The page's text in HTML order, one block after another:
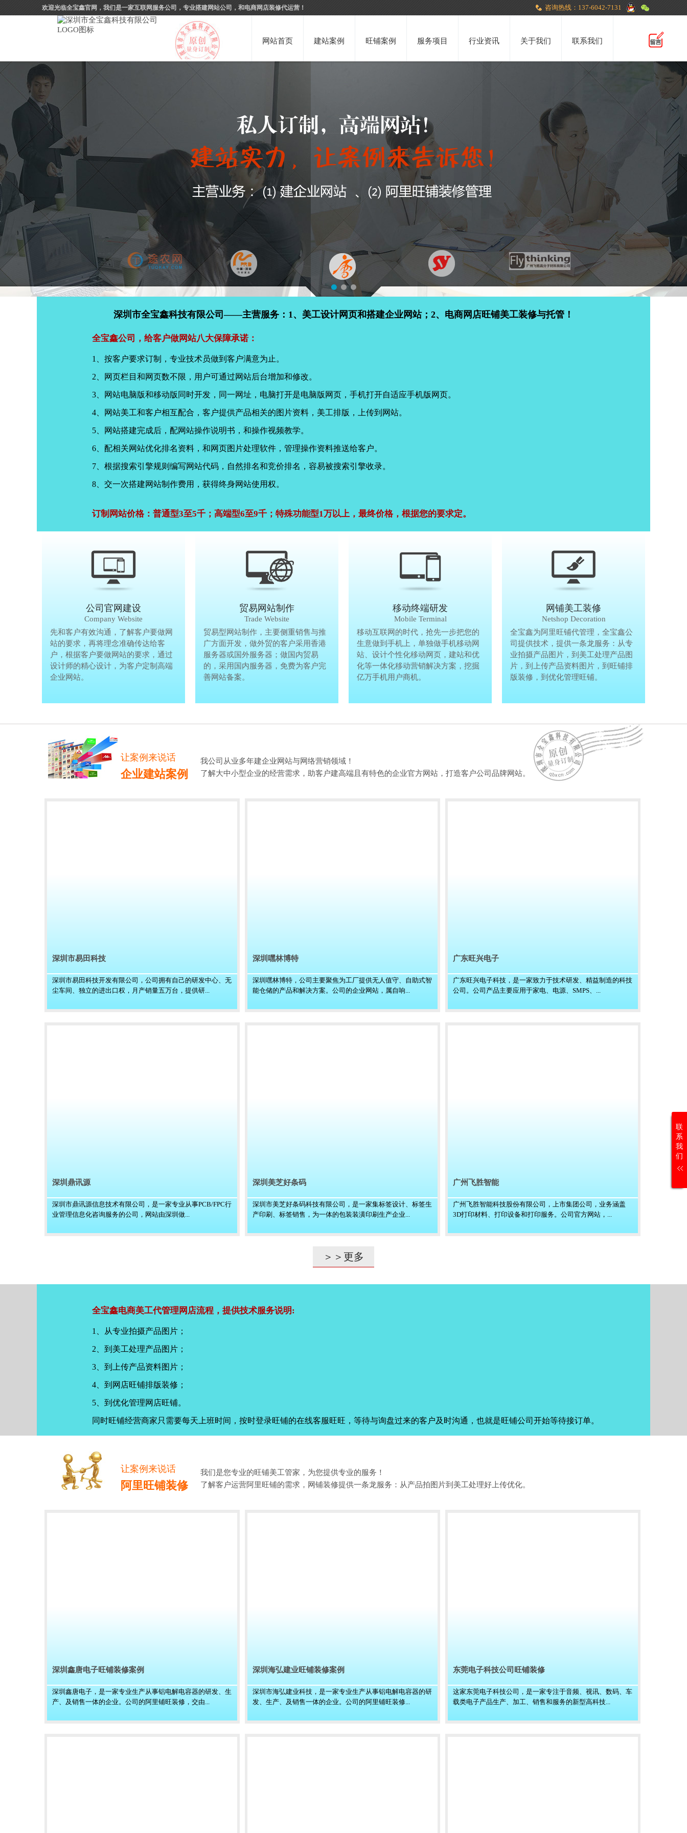
欢迎光临全宝鑫官网，我们是一家互联网服务公司，专业搭建网站公司，和电商网店装修代运营！ 咨询热线：137-6042-7131
网站首页 建站案例 旺铺案例 服务项目 行业资讯 关于我们 联系我们
深圳市全宝鑫科技有限公司——主营服务：1、美工设计网页和搭建企业网站；2、电商网店旺铺美工装修与托管！
全宝鑫公司，给客户做网站八大保障承诺：
1、按客户要求订制，专业技术员做到客户满意为止。
2、网页栏目和网页数不限，用户可通过网站后台增加和修改。
3、网站电脑版和移动版同时开发，同一网址，电脑打开是电脑版网页，手机打开自适应手机版网页。
4、网站美工和客户相互配合，客户提供产品相关的图片资料，美工排版，上传到网站。
5、网站搭建完成后，配网站操作说明书，和操作视频教学。
6、配相关网站优化排名资料，和网页图片处理软件，管理操作资料推送给客户。
7、根据搜索引擎规则编写网站代码，自然排名和竞价排名，容易被搜索引擎收录。
8、交一次搭建网站制作费用，获得终身网站使用权。
订制网站价格：普通型3至5千；高端型6至9千；特殊功能型1万以上，最终价格，根据您的要求定。
公司官网建设
Company Website
先和客户有效沟通，了解客户要做网
站的要求，再将理念准确传达给客
户，根据客户要做网站的要求，通过
设计师的精心设计，为客户定制高端
企业网站。
公司官网建设
Company Website
先和客户有效沟通，了解客户要做网
站的要求，再将理念准确传达给客
户，根据客户要做网站的要求，通过
设计师的精心设计，为客户定制高端
企业网站。
贸易网站制作
Trade Website
贸易型网站制作，主要侧重销售与推
广方面开发，做外贸的客户采用香港
服务器或国外服务器；做国内贸易
的，采用国内服务器，免费为客户完
善网站备案。
贸易网站制作
Trade Website
贸易型网站制作，主要侧重销售与推
广方面开发，做外贸的客户采用香港
服务器或国外服务器；做国内贸易
的，采用国内服务器，免费为客户完
善网站备案。
移动终端研发
Mobile Terminal
移动互联网的时代，抢先一步把您的
生意做到手机上，单独做手机移动网
站、设计个性化移动网页，建站和优
化等一体化移动营销解决方案，挖掘
亿万手机用户商机。
移动终端研发
Mobile Terminal
移动互联网的时代，抢先一步把您的
生意做到手机上，单独做手机移动网
站、设计个性化移动网页，建站和优
化等一体化移动营销解决方案，挖掘
亿万手机用户商机。
网铺美工装修
Netshop Decoration
全宝鑫为阿里旺铺代管理，全宝鑫公
司提供技术，提供一条龙服务：从专
业拍摄产品图片，到美工处理产品图
片，到上传产品资料图片，到旺铺排
版装修，到优化管理旺铺。
让案例来说话
企业建站案例
我公司从业多年建企业网站与网络营销领域！
了解大中小型企业的经营需求，助客户建高端且有特色的企业官方网站，打造客户公司品牌网站。
深圳市易田科技
深圳市易田科技开发有限公司，公司拥有自己的研发中心、无
尘车间、独立的进出口权，月产销量五万台，提供研...
深圳嘿林博特
深圳嘿林博特，公司主要聚焦为工厂提供无人值守、自助式智
能仓储的产品和解决方案。公司的企业网站，属自响...
广东旺兴电子
广东旺兴电子科技，是一家致力于技术研发、精益制造的科技
公司。公司产品主要应用于家电、电源、SMPS、...
深圳鼎讯源
深圳市鼎讯源信息技术有限公司，是一家专业从事PCB/FPC行
业管理信息化咨询服务的公司，网站由深圳做...
深圳美芝好条码
深圳市美芝好条码科技有限公司，是一家集标签设计、标签生
产印刷、标签销售，为一体的包装装潢印刷生产企业...
广州飞胜智能
广州飞胜智能科技股份有限公司，上市集团公司，业务涵盖
3D打印材料、打印设备和打印服务。公司官方网站，...
＞＞更多
全宝鑫电商美工代管理网店流程，提供技术服务说明:
1、从专业拍摄产品图片；
2、到美工处理产品图片；
3、到上传产品资料图片；
4、到网店旺铺排版装修；
5、到优化管理网店旺铺。
同时旺铺经营商家只需要每天上班时间，按时登录旺铺的在线客服旺旺，等待与询盘过来的客户及时沟通，也就是旺铺公司开始等待接订单。
让案例来说话
阿里旺铺装修
我们是您专业的旺铺美工管家，为您提供专业的服务！
了解客户运营阿里旺铺的需求，网铺装修提供一条龙服务：从产品拍图片到美工处理好上传优化。
深圳鑫唐电子旺铺装修案例
深圳鑫唐电子，是一家专业生产从事铝电解电容器的研发、生
产、及销售一体的企业。公司的阿里铺旺装修，交由...
深圳海弘建业旺铺装修案例
深圳市海弘建业科技，是一家专业生产从事铝电解电容器的研
发、生产、及销售一体的企业。公司的阿里铺旺装修...
东莞电子科技公司旺铺装修
这家东莞电子科技公司，是一家专注于音频、视讯、数码、车
载类电子产品生产、加工、销售和服务的新型高科技...
联
系
我
们